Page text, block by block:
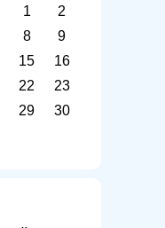
1
2
8
9
15
16
22
23
29
30